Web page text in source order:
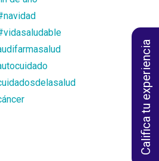
Califica tu experiencia